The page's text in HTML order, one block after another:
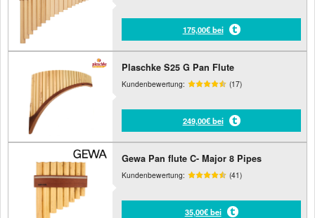
175,00€ bei
Plaschke S25 G Pan Flute
Kundenbewertung: (17)
249,00€ bei
Gewa Pan flute C- Major 8 Pipes
Kundenbewertung: (41)
35,00€ bei